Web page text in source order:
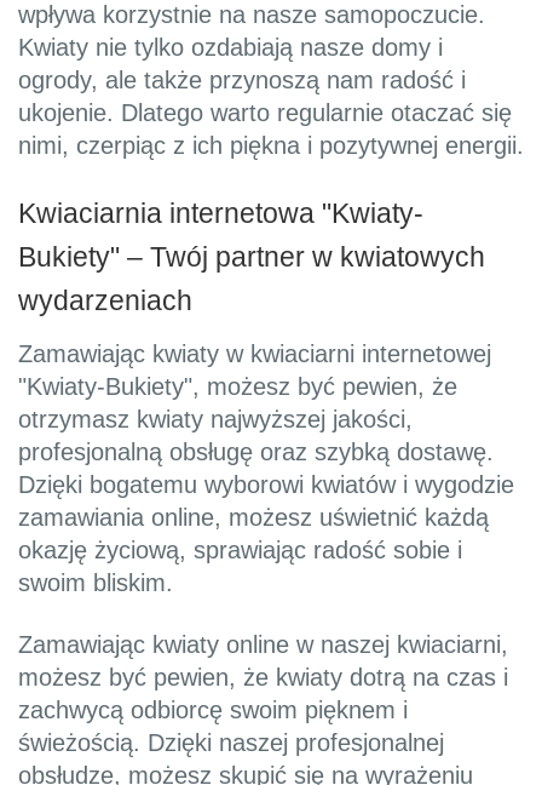
wpływa korzystnie na nasze samopoczucie.
Kwiaty nie tylko ozdabiają nasze domy i
ogrody, ale także przynoszą nam radość i
ukojenie. Dlatego warto regularnie otaczać się
nimi, czerpiąc z ich piękna i pozytywnej energii.
Kwiaciarnia internetowa "Kwiaty-
Bukiety" – Twój partner w kwiatowych
wydarzeniach
Zamawiając kwiaty w kwiaciarni internetowej
"Kwiaty-Bukiety", możesz być pewien, że
otrzymasz kwiaty najwyższej jakości,
profesjonalną obsługę oraz szybką dostawę.
Dzięki bogatemu wyborowi kwiatów i wygodzie
zamawiania online, możesz uświetnić każdą
okazję życiową, sprawiając radość sobie i
swoim bliskim.
Zamawiając kwiaty online w naszej kwiaciarni,
możesz być pewien, że kwiaty dotrą na czas i
zachwycą odbiorcę swoim pięknem i
świeżością. Dzięki naszej profesjonalnej
obsłudze, możesz skupić się na wyrażeniu